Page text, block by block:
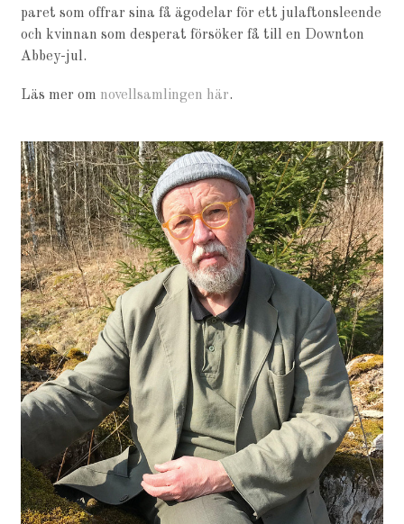
paret som offrar sina få ägodelar för ett julaftonsleende
och kvinnan som desperat försöker få till en Downton
Abbey-jul.
Läs mer om novellsamlingen här.